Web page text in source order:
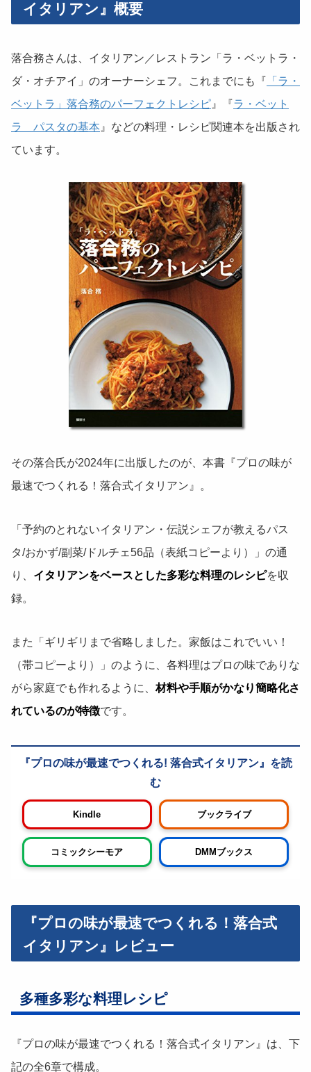
イタリアン』概要
落合務さんは、イタリアン／レストラン「ラ・ベットラ・
ダ・オチアイ」のオーナーシェフ。これまでにも『 「ラ・
ベットラ」落合務のパーフェクトレシピ 』『ラ・ベット
ラ パスタの基本 』などの料理・レシピ関連本を出版され
ています。
その落合氏が2024年に出版したのが、本書『プロの味が
最速でつくれる！落合式イタリアン』。
「予約のとれないイタリアン・伝説シェフが教えるパス
タ/おかず/副菜/ドルチェ56品（表紙コピーより）」の通
り、 イタリアンをベースとした多彩な料理のレシピを収
録。
また「ギリギリまで省略しました。家飯はこれでいい！
（帯コピーより）」のように、各料理はプロの味でありな
がら家庭でも作れるように、材料や手順がかなり簡略化さ
れているのが特徴です。
プロの味が最速でつくれる! 落合式イタリアン
Kindle ブックライブ
コミックシーモア DMMブックス
『プロの味が最速でつくれる！落合式
イタリアン』レビュー
多種多彩な料理レシピ
『プロの味が最速でつくれる！落合式イタリアン』は、下
記の全6章で構成。